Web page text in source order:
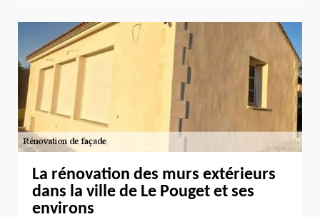
La rénovation des murs extérieurs
dans la ville de Le Pouget et ses
environs